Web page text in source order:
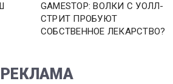
GAMESTOP: ВОЛКИ С УОЛЛ-
СТРИТ ПРОБУЮТ
СОБСТВЕННОЕ ЛЕКАРСТВО?
РЕКЛАМА